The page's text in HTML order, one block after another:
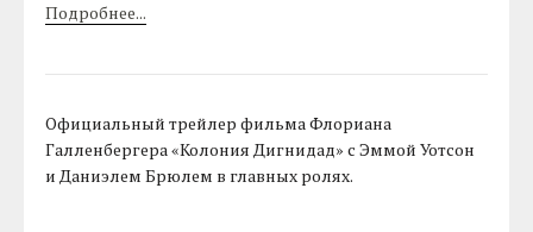
Подробнее...
Официальный трейлер фильма Флориана
Галленбергера «Колония Дигнидад» с Эммой Уотсон
и Даниэлем Брюлем в главных ролях.